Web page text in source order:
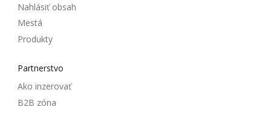
Nahlásiť obsah
Mestá
Produkty
Partnerstvo
Ako inzerovať
B2B zóna